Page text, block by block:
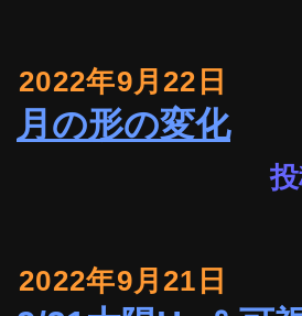
2022年9月22日
月の形の変化
2022年9月21日